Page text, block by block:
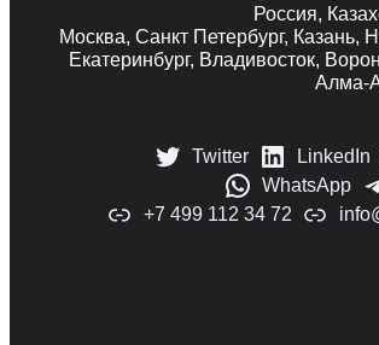
Россия,
Москва, Санкт Петербург, Казань,
Екатеринбург, Владивосток,
Алма-
Twitter LinkedIn
WhatsApp
+7 499 112 34 72